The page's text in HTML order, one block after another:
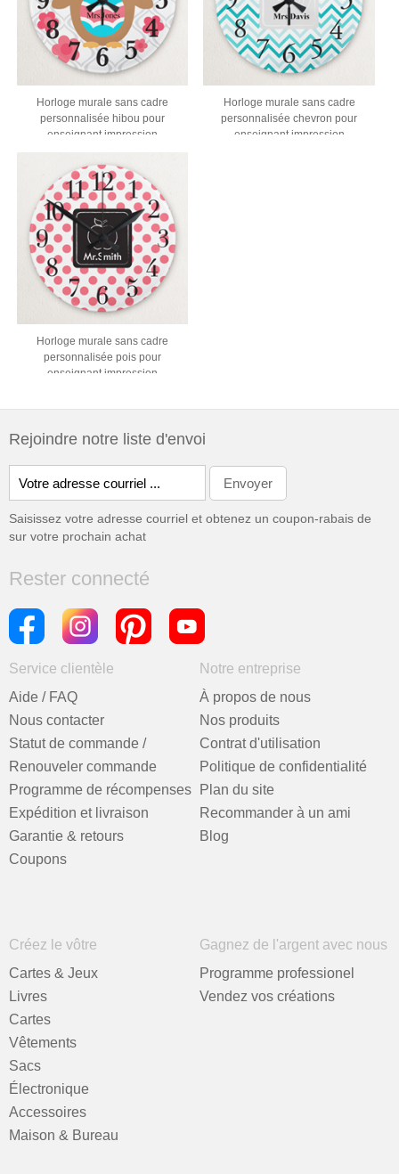
Horloge murale sans cadre
personnalisée hibou pour
enseignant impression
Horloge murale sans cadre
personnalisée chevron pour
enseignant impression
Horloge murale sans cadre
personnalisée pois pour
enseignant impression
Rejoindre notre liste d'envoi
Saisissez votre adresse courriel et obtenez un coupon-rabais de
sur votre prochain achat
Rester connecté
Service clientèle
Aide / FAQ
Nous contacter
Statut de commande /
Renouveler commande
Programme de récompenses
Expédition et livraison
Garantie & retours
Coupons
Notre entreprise
À propos de nous
Nos produits
Contrat d'utilisation
Politique de confidentialité
Plan du site
Recommander à un ami
Blog
Créez le vôtre
Cartes & Jeux
Livres
Cartes
Vêtements
Sacs
Électronique
Accessoires
Maison & Bureau
Gagnez de l'argent avec nous
Programme professionel
Vendez vos créations